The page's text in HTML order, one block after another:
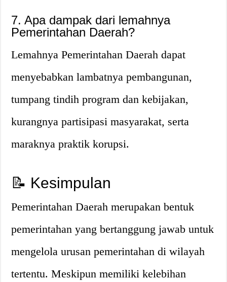
7. Apa dampak dari lemahnya
Pemerintahan Daerah?
Lemahnya Pemerintahan Daerah dapat
menyebabkan lambatnya pembangunan,
tumpang tindih program dan kebijakan,
kurangnya partisipasi masyarakat, serta
maraknya praktik korupsi.
📝 Kesimpulan
Pemerintahan Daerah merupakan bentuk
pemerintahan yang bertanggung jawab untuk
mengelola urusan pemerintahan di wilayah
tertentu. Meskipun memiliki kelebihan